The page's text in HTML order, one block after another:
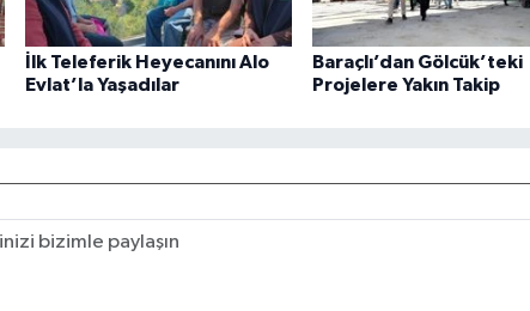
İlk Teleferik Heyecanını Alo
Evlat’la Yaşadılar
Baraçlı’dan Gölcük’teki
Projelere Yakın Takip